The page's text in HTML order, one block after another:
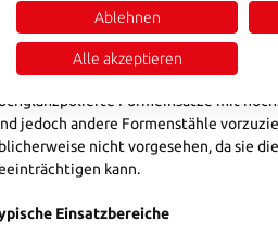
präzisionsgeschliffene Oberfläche
enge Fertigungstoleranzen
Werkstoff ist für technische Polituren
Formeinsätze mit
jedoch andere Formenstähle
nicht vorgesehen, da sie
kann.
Einsatzbereiche
Ablehnen
Alle akzeptieren